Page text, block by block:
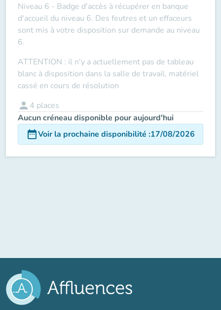
Niveau 6 - Badge d'accès à récupérer en banque
d'accueil du niveau 6. Des feutres et un effaceurs
sont mis à votre disposition sur demande au niveau
6.
ATTENTION : il n'y a actuellement pas de tableau
blanc à disposition dans la salle de travail, matériel
cassé en cours de résolution
person 4 places
Aucun créneau disponible pour aujourd'hui
date_rangeVoir la prochaine disponibilité :17/08/2026